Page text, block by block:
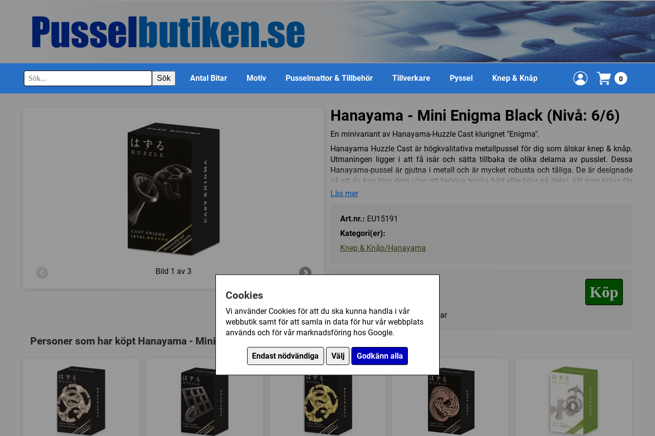
Cookies
Vi använder Cookies för att du ska kunna handla i vår
webbutik samt för att samla in data för hur vår webbplats
används och för vår marknadsföring hos Google.
Endast nödvändiga Välj Godkänn alla
Sök Antal Bitar Motiv Pusselmattor & Tillbehör Tillverkare Pyssel Knep & Knåp 0
Bild 1 av 3
Hanayama - Mini Enigma Black (Nivå: 6/6)
En minivariant av Hanayama-Huzzle Cast klurignet "Enigma".
Hanayama Huzzle Cast är högkvalitativa metallpussel för dig som älskar knep & knåp.
Utmaningen ligger i att få isär och sätta tillbaka de olika delarna av pusslet. Dessa
Hanayama-pussel är gjutna i metall och är mycket robusta och tåliga. De är designade
så att du kan lösa dem utan att behöva trycka hårt eller böja på delar. Allt som krävs för
att lösa dem är lite finurlighet och tålamod.
pussel. Det blev patenterat i USA 1975 och är skapat av Eldon Vaughn.
För länge sedan hittade Vaughn en version av pusslet, men tyckte att då att det var helt
omöjligt att lösa. Hanayama skapade sin egen version och bibehöll originalets
svårighetsgrad och upptog det i deras Cast Puzzle-serie.
Läs mer
Art.nr.: EU15191
Kategori(er):
Knep & Knåp/Hanayama
Köp
I lager, leveranstid 1-3 vardagar
Personer som har köpt Hanayama - Mini Enigma Black (Nivå: 6/6) har också köpt